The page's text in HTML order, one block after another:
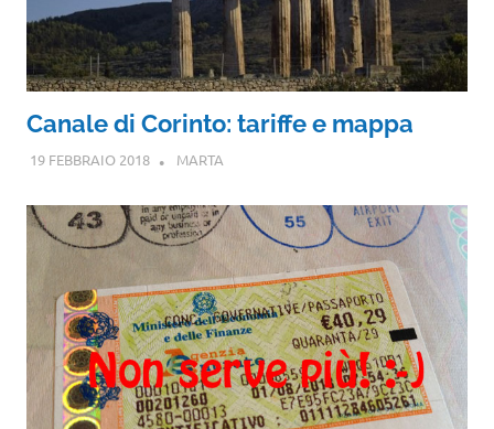
Canale di Corinto: tariffe e mappa
19 FEBBRAIO 2018 MARTA